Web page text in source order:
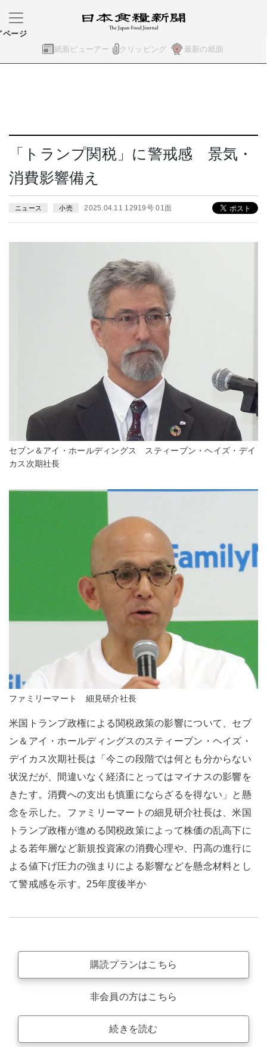
紙面ビューアー クリッピング 最新の紙面
ページ
「トランプ関税」に警戒感 景気・
消費影響備え
ニュース 小売 2025.04.11 12919号 01面
セブン＆アイ・ホールディングス スティーブン・ヘイズ・デイ
カス次期社長
ファミリーマート 細見研介社長
米国トランプ政権による関税政策の影響について、セブ
ン＆アイ・ホールディングスのスティーブン・ヘイズ・
デイカス次期社長は「今この段階では何とも分からない
状況だが、間違いなく経済にとってはマイナスの影響を
きたす。消費への支出も慎重にならざるを得ない」と懸
念を示した。ファミリーマートの細見研介社長は、米国
トランプ政権が進める関税政策によって株価の乱高下に
よる若年層など新規投資家の消費心理や、円高の進行に
よる値下げ圧力の強まりによる影響などを懸念材料とし
て警戒感を示す。25年度後半か
購読プランはこちら
非会員の方はこちら
続きを読む